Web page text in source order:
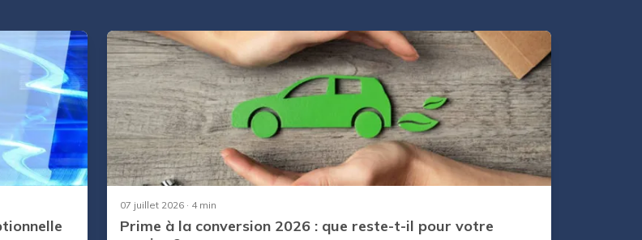
07 juillet 2026 · 4 min
Prime à la conversion 2026 : que reste-t-il pour votre